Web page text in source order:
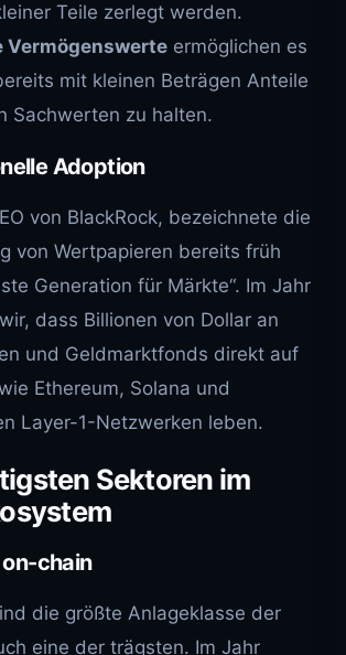
Teile zerlegt werden.
Vermögenswerte ermöglichen es
mit kleinen Beträgen Anteile
Sachwerten zu halten.
Adoption
von BlackRock, bezeichnete die
von Wertpapieren bereits früh
Generation für Märkte“. Im Jahr
dass Billionen von Dollar an
und Geldmarktfonds direkt auf
Ethereum, Solana und
Layer-1-Netzwerken leben.
Sektoren im
chain
die größte Anlageklasse der
eine der trägsten. Im Jahr